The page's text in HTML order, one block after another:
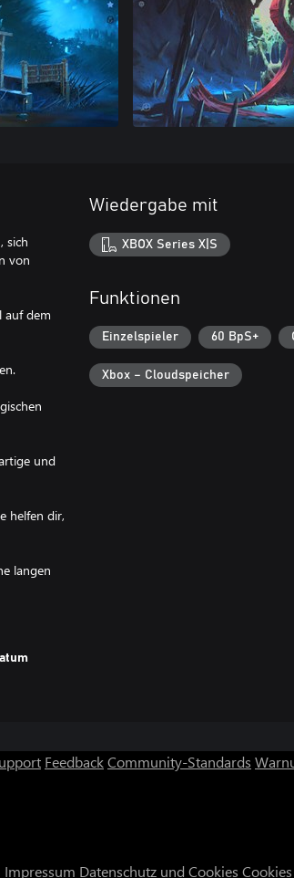
sich
von
auf dem
und
helfen dir,
langen
Wiedergabe mit
XBOX Series X|S
Funktionen
Einzelspieler 60 BpS+
Xbox – Cloudspeicher
FeedbackCommunity-Standards
Impressum Datenschutz und Cookies